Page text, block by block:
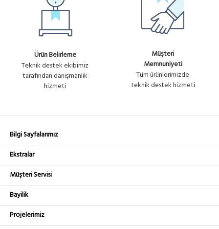
Ürün Belirleme
Teknik destek ekibimiz
tarafından danışmanlık
hizmeti
Müşteri
Memnuniyeti
Tüm ürünlerimizde
teknik destek hizmeti
Bilgi Sayfalarımız
Ekstralar
Müşteri Servisi
Bayilik
Projelerimiz